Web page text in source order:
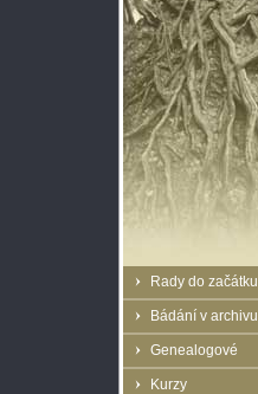
Rady do začátku
Bádání v archivu
Genealogové
Kurzy